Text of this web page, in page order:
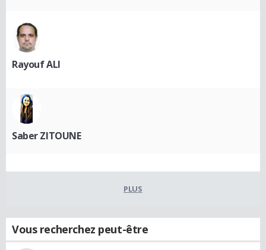
Rayouf ALI
Saber ZITOUNE
PLUS
Vous recherchez peut-être